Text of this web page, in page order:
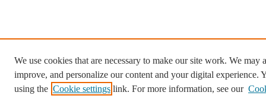
We use cookies that are necessary to make our site work. We may
improve, and personalize our content and your digital experience.
using the Cookie settings link. For more information, see our